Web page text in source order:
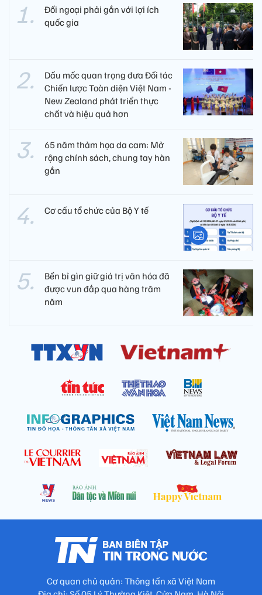
Đối ngoại phải gắn với lợi ích
quốc gia
Dấu mốc quan trọng đưa Đối tác
Chiến lược Toàn diện Việt Nam -
New Zealand phát triển thực
chất và hiệu quả hơn
65 năm thảm họa da cam: Mở
rộng chính sách, chung tay hàn
gắn
Cơ cấu tổ chức của Bộ Y tế
Bền bỉ gìn giữ giá trị văn hóa đã
được vun đắp qua hàng trăm
năm
Cơ quan chủ quản: Thông tấn xã Việt Nam